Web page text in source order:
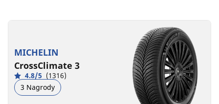
MICHELIN
CrossClimate 3
4.8/5 (1316)
3 Nagrody